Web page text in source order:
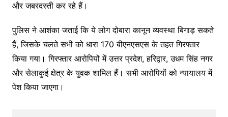
और जबरदस्ती कर रहे हैं।
पुलिस ने आशंका जताई कि ये लोग दोबारा कानून व्यवस्था बिगाड़ सकते
हैं, जिसके चलते सभी को धारा 170 बीएनएसएस के तहत गिरफ्तार
किया गया। गिरफ्तार आरोपियों में उत्तर प्रदेश, हरिद्वार, उधम सिंह नगर
और सेलाकुई क्षेत्र के युवक शामिल हैं। सभी आरोपियों को न्यायालय में
पेश किया जाएगा।